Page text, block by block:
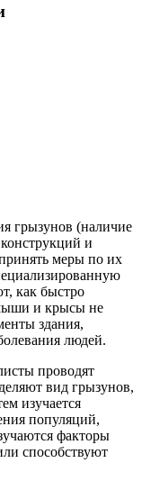
грызунов (наличие
и
меры по их
как быстро
и крысы не
здания,
людей.
проводят
вид грызунов,
изучается
популяций,
факторы
способствуют